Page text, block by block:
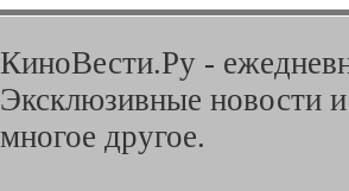
КиноВести.Ру -
Эксклюзивные новости
многое другое.